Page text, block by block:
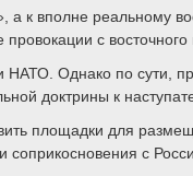
а к вполне
с
Однако по сути,
доктрины к
площадки для
с